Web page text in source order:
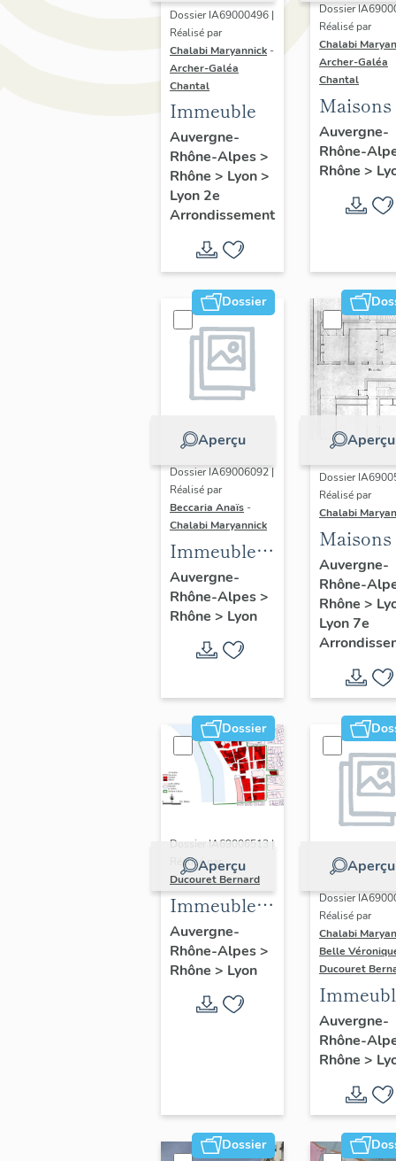
Dossier IA69000496 |
Réalisé par
Chalabi Maryannick -
Archer-Galéa
Chantal
Immeuble
Auvergne-
Rhône-Alpes>
Rhône > Lyon>
Lyon 2e
Arrondissement
Dossier
Réalisé par
Chalabi
Archer-Galéa
Chantal
Maisons
Auvergne-
Rhône-
Rhône >
Dossier
Aperçu
Dossier IA69006092 |
Réalisé par
Beccaria Anaïs -
Chalabi Maryannick
Immeubles
des Années
Trente de la
rive gauche
Auvergne-
Rhône-Alpes>
Rhône > Lyon
Aperçu
Dossier
Réalisé par
Chalabi
Maisons
Auvergne-
Rhône-
Rhône >
Lyon 7e
Dossier
Aperçu
Dossier IA69006513 |
Réalisé par
Ducouret Bernard
Immeubles
du quartier
Saint-Nizier
Auvergne-
Rhône-Alpes>
Rhône > Lyon
Aperçu
Dossier
Réalisé par
Chalabi
Belle
Ducouret
Auvergne-
Rhône-
Rhône >
Dossier